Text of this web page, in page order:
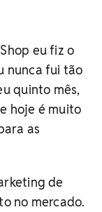
eu fiz o
nunca fui tão
quinto mês,
hoje é muito
as
de
no mercado.